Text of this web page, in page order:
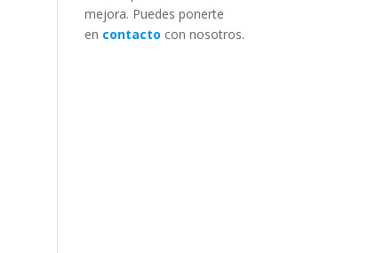
mejora. Puedes ponerte
en contacto con nosotros.